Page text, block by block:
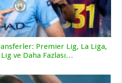
Premier Lig, La Liga,
ve Daha Fazlası…